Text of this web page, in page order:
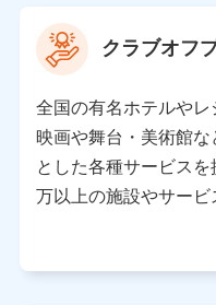
ソナルデータ憲章」に
※ パーソナルデータダ
管理」の設定状態にか
ります。
※ dポイントクラブ会
月11日以降、一度もd
がないお客さまに限る
前に取得した個人デー
クラブオフ
全国の有名ホテルや
映画や舞台・美術館
とした各種サービス
万以上の施設やサービ